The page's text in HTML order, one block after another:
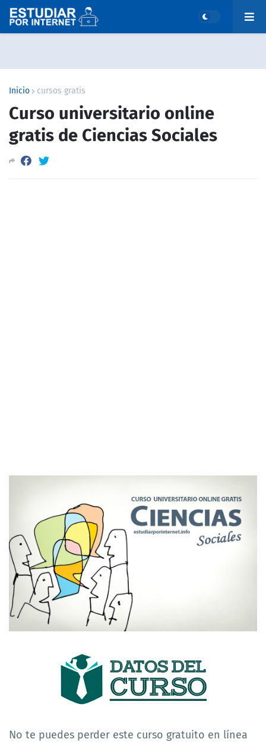
Inicio cursos gratis
Curso universitario online
gratis de Ciencias Sociales
No te puedes perder este curso gratuito en línea